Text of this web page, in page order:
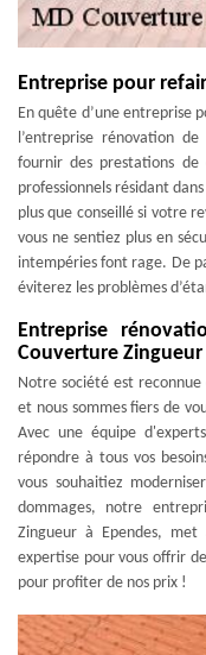
Entreprise pour
En quête d’une entreprise
l’entreprise rénovation
fournir des prestations
professionnels résidant
plus que conseillé si votre
vous ne sentiez plus en
intempéries font rage. De
éviterez les problèmes
Entreprise
Couverture Zingueur
Notre société est
et nous sommes fiers de
Avec une équipe
répondre à tous vos
vous souhaitiez
dommages, notre
Zingueur à Ependes,
expertise pour vous offrir
pour profiter de nos prix !